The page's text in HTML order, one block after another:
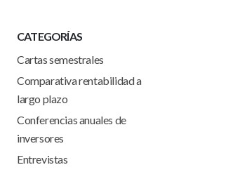
CATEGORÍAS
Cartas semestrales
Comparativa rentabilidad a
largo plazo
Conferencias anuales de
inversores
Entrevistas